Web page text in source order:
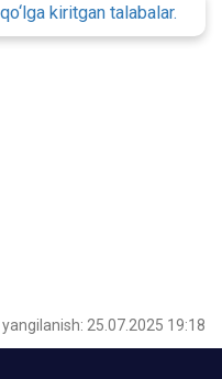
kiritgan talabalar.
yangilanish: 25.07.2025 19:18